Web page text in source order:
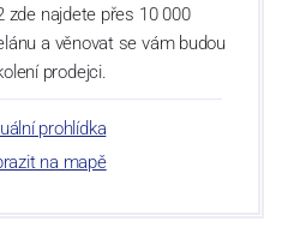
zde najdete přes 10 000
a věnovat se vám budou
prodejci.
prohlídka
na mapě